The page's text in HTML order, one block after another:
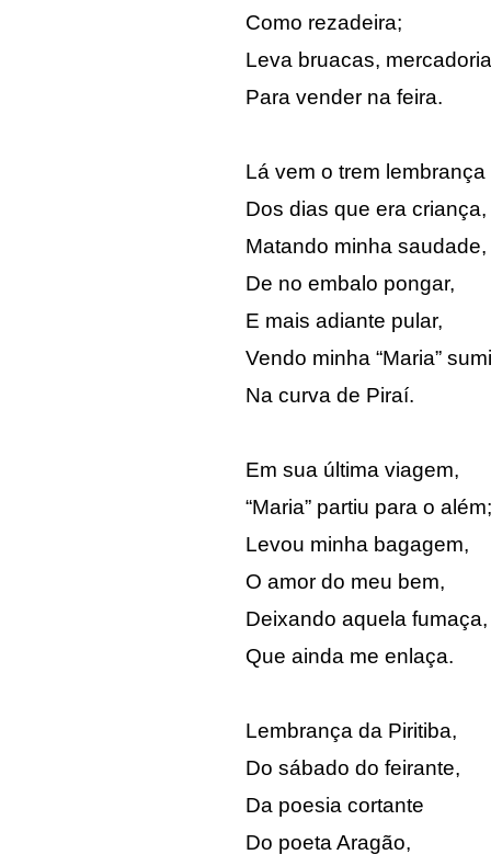
Como rezadeira;
Leva bruacas,
Para vender na feira.
Lá vem o trem lembrança
Dos dias que era criança,
Matando minha saudade,
De no embalo pongar,
E mais adiante pular,
Vendo minha “Maria”
Na curva de Piraí.
Em sua última viagem,
“Maria” partiu para o além;
Levou minha bagagem,
O amor do meu bem,
Deixando aquela fumaça,
Que ainda me enlaça.
Lembrança da Piritiba,
Do sábado do feirante,
Da poesia cortante
Do poeta Aragão,